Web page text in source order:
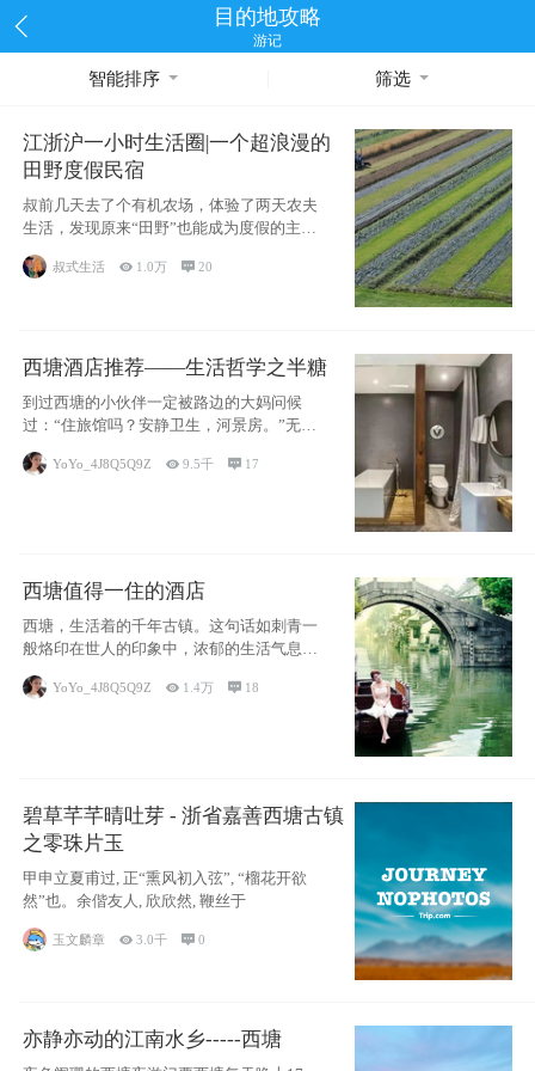
目的地攻略
游记
智能排序 筛选
江浙沪一小时生活圈|一个超浪漫的
田野度假民宿
叔前几天去了个有机农场，体验了两天农夫
生活，发现原来“田野”也能成为度假的主旋
律。江
叔式生活  1.0万 20
西塘酒店推荐——生活哲学之半糖
到过西塘的小伙伴一定被路边的大妈问候
过：“住旅馆吗？安静卫生，河景房。”无意
YoYo_4J8Q5Q9Z 9.5千  17
西塘值得一住的酒店
西塘，生活着的千年古镇。这句话如刺青一
般烙印在世人的印象中，浓郁的生活气息，
小桥流水
YoYo_4J8Q5Q9Z  1.4万  18
碧草芊芊晴吐芽 - 浙省嘉善西塘古镇
之零珠片玉
甲申立夏甫过, 正“熏风初入弦”, “榴花开欲
然”也。余偕友人, 欣欣然, 鞭丝于
玉文麟章  3.0千 0
亦静亦动的江南水乡-----西塘